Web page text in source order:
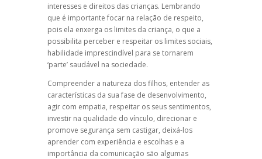
interesses e direitos das crianças. Lembrando
que é importante focar na relação de respeito,
pois ela enxerga os limites da criança, o que a
possibilita perceber e respeitar os limites sociais,
habilidade imprescindível para se tornarem
‘parte’ saudável na sociedade.
Compreender a natureza dos filhos, entender as
características da sua fase de desenvolvimento,
agir com empatia, respeitar os seus sentimentos,
investir na qualidade do vínculo, direcionar e
promove segurança sem castigar, deixá-los
aprender com experiência e escolhas e a
importância da comunicação são algumas